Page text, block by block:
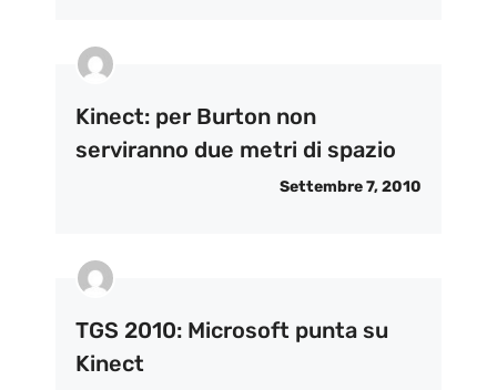
Kinect: per Burton non
serviranno due metri di spazio
Settembre 7, 2010
TGS 2010: Microsoft punta su
Kinect